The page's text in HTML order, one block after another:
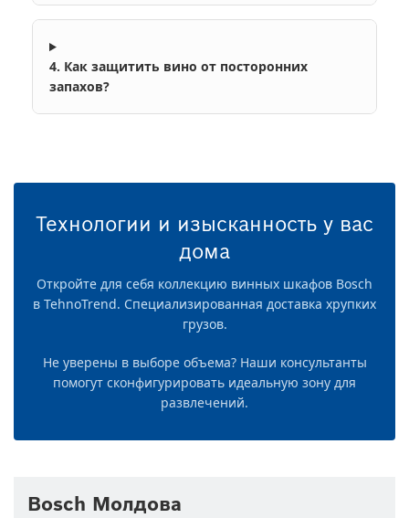
4. Как защитить вино от посторонних
запахов?
Технологии и изысканность у вас
дома
Откройте для себя коллекцию винных шкафов Bosch
в TehnoTrend. Специализированная доставка хрупких
грузов.
Не уверены в выборе объема? Наши консультанты
помогут сконфигурировать идеальную зону для
развлечений.
Bosch Молдова